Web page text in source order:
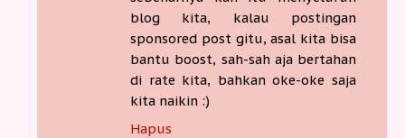
blog kita, kalau postingan
sponsored post gitu, asal kita bisa
bantu boost, sah-sah aja bertahan
di rate kita, bahkan oke-oke saja
kita naikin :)
Hapus